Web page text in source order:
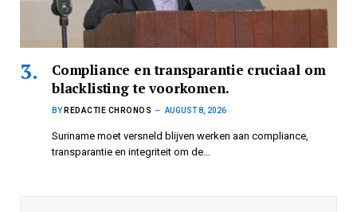
Compliance en transparantie cruciaal om
blacklisting te voorkomen.
BY REDACTIE CHRONOS AUGUST 8, 2026
Suriname moet versneld blijven werken aan compliance,
transparantie en integriteit om de…